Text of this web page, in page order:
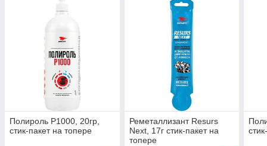
Полироль Р1000, 20гр,
стик-пакет на топере
Реметаллизант Resurs
Next, 17г стик-пакет на
топере